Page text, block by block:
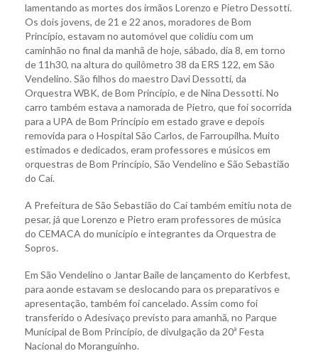
lamentando as mortes dos irmãos Lorenzo e Pietro Dessotti.
Os dois jovens, de 21 e 22 anos, moradores de Bom
Princípio, estavam no automóvel que colidiu com um
caminhão no final da manhã de hoje, sábado, dia 8, em torno
de 11h30, na altura do quilômetro 38 da ERS 122, em São
Vendelino. São filhos do maestro Davi Dessotti, da
Orquestra WBK, de Bom Princípio, e de Nina Dessotti. No
carro também estava a namorada de Pietro, que foi socorrida
para a UPA de Bom Princípio em estado grave e depois
removida para o Hospital São Carlos, de Farroupilha. Muito
estimados e dedicados, eram professores e músicos em
orquestras de Bom Princípio, São Vendelino e São Sebastião
do Caí.
A Prefeitura de São Sebastião do Caí também emitiu nota de
pesar, já que Lorenzo e Pietro eram professores de música
do CEMACA do município e integrantes da Orquestra de
Sopros.
Em São Vendelino o Jantar Baile de lançamento do Kerbfest,
para aonde estavam se deslocando para os preparativos e
apresentação, também foi cancelado. Assim como foi
transferido o Adesivaço previsto para amanhã, no Parque
Municipal de Bom Princípio, de divulgação da 20ª Festa
Nacional do Moranguinho.